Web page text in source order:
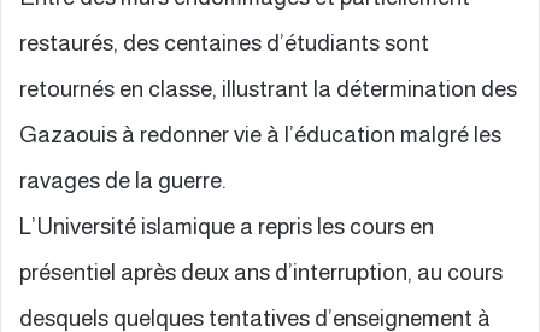
restaurés, des centaines d’étudiants sont
retournés en classe, illustrant la détermination des
Gazaouis à redonner vie à l’éducation malgré les
ravages de la guerre.
L’Université islamique a repris les cours en
présentiel après deux ans d’interruption, au cours
desquels quelques tentatives d’enseignement à